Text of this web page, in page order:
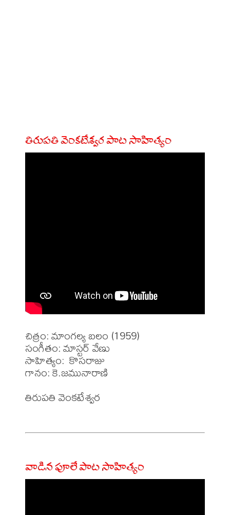
తిరుపతి వెంకటేశ్వర పాట సాహిత్యం
చిత్రం: మాంగల్య బలం (1959)
సంగీతం: మాస్టర్ వేణు
సాహిత్యం:  కొసరాజు
గానం: కె.జమునారాణి
తిరుపతి వెంకటేశ్వర
వాడిన పూలే పాట సాహిత్యం